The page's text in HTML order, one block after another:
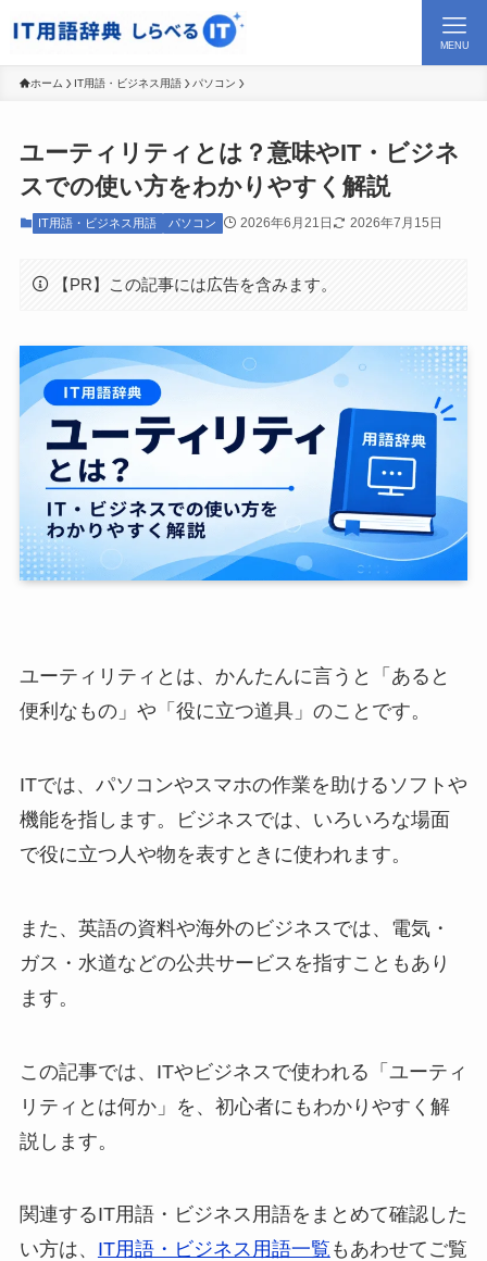
MENU
ホーム IT用語・ビジネス用語 パソコン
ユーティリティとは？意味やIT・ビジネ
スでの使い方をわかりやすく解説
IT用語・ビジネス用語 パソコン 2026年6月21日 2026年7月15日
【PR】この記事には広告を含みます。
ユーティリティとは、かんたんに言うと「あると
便利なもの」や「役に立つ道具」のことです。
ITでは、パソコンやスマホの作業を助けるソフトや
機能を指します。ビジネスでは、いろいろな場面
で役に立つ人や物を表すときに使われます。
また、英語の資料や海外のビジネスでは、電気・
ガス・水道などの公共サービスを指すこともあり
ます。
この記事では、ITやビジネスで使われる「ユーティ
リティとは何か」を、初心者にもわかりやすく解
説します。
関連するIT用語・ビジネス用語をまとめて確認した
い方は、 IT用語・ビジネス用語一覧 もあわせてご覧